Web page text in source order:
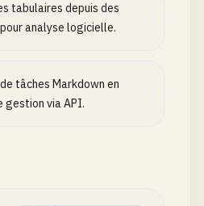
tabulaires depuis des
analyse logicielle.
tâches Markdown en
gestion via API.